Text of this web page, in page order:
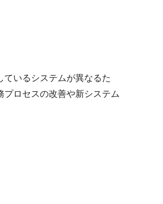
いるシステムが異なるた
ロセスの改善や新システム